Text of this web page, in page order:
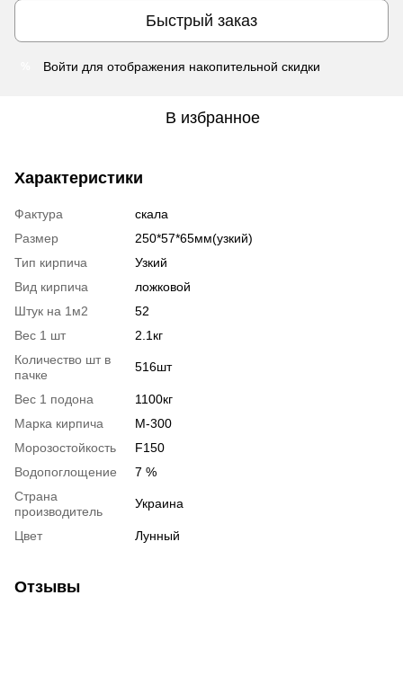
Быстрый заказ
Войти для отображения накопительной скидки
В избранное
Характеристики
Фактура
скала
Размер
250*57*65мм(узкий)
Тип кирпича
Узкий
Вид кирпича
ложковой
Штук на 1м2
52
Вес 1 шт
2.1кг
Количество шт в
пачке
516шт
Вес 1 подона
1100кг
Марка кирпича
М-300
Морозостойкость
F150
Водопоглощение
7 %
Страна
производитель
Украина
Цвет Лунный
Отзывы